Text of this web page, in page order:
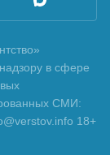
в сфере
СМИ:
18+